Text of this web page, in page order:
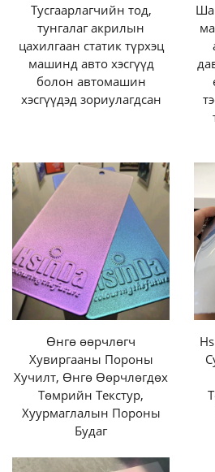
хатуурчихвал, тусгай
зууралт, савар, элэгдэл,
тэсвэртэй, нягт, хатуу хальс
бөх чанар нь их хэмжээний
элэгдэлтэй орчинд маш
бөгөөд ингэснээр хучилттай
байнга ашиглагдаж байх
бүтцийн бүрэн бүтэн
Жишээлбэл, тусгай өнгийн
үйлдвэрийн машин
давтагдах механик ачаалал,
бодисын нөлөөнд задрахгүй
шинэчлэх эсвэл үнэтэй
илүү их бууруулдаг. Үүнээс
порошин хучилт нь цацрагт
далайн эрэг, далай эрэг
ихтэй гадаа буюу тодорхой
сонголт болдог. Тусгай
Тусгаарлагчийн тод,
тунгалаг акрилын
цахилгаан статик түрхэц
машинд авто хэсгүүд
болон автомашин
хэсгүүдэд зориулагдсан
Өнгө өөрчлөгч
Хувиргааны Пороны
Хучилт, Өнгө Өөрчлөгдөх
Төмрийн Текстур,
Хуурмаглалын Пороны
Будаг